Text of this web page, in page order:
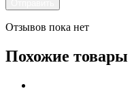
Отзывов пока нет
Похожие товары